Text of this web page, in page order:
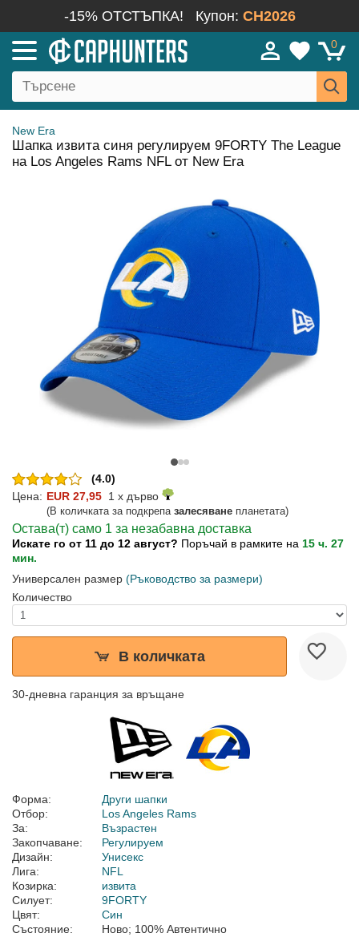
-15% ОТСТЪПКА! Купон: CH2026
0
New Era
Шапка извита синя регулируем 9FORTY The League
на Los Angeles Rams NFL от New Era
(4.0)
Цена: EUR 27,95 1 x дърво
(В количката за подкрепа залесяване планетата)
Остава(т) само 1 за незабавна доставка
Искате го от 11 до 12 август? Поръчай в рамките на 15 ч. 27
мин.
Универсален размер (Ръководство за размери)
Количество
В количката
30-дневна гаранция за връщане
Форма:
Други шапки
Отбор:
Los Angeles Rams
За:
Възрастен
Закопчаване:
Регулируем
Дизайн:
Унисекс
Лига:
NFL
Козирка:
извита
Силует:
9FORTY
Цвят:
Син
Състояние:
Ново; 100% Автентично